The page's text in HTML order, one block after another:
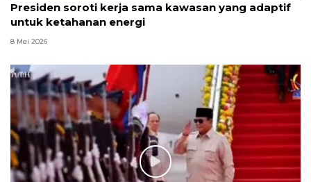
Presiden soroti kerja sama kawasan yang adaptif
untuk ketahanan energi
8 Mei 2026